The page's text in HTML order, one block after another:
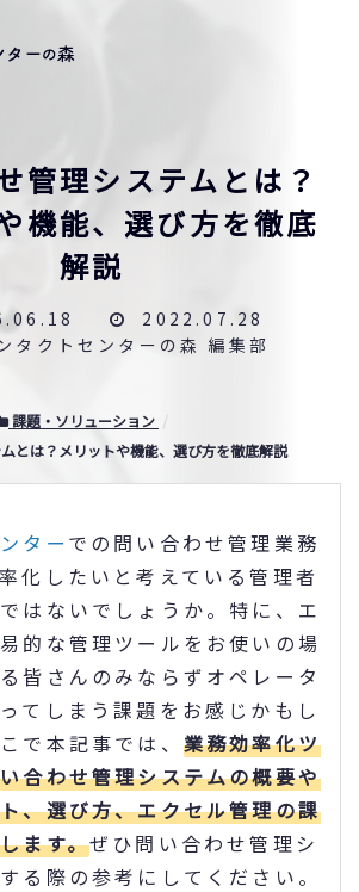
管理システムとは？
機能、選び方を徹底
解説
2022.07.28
タクトセンターの森 編集部
課題・ソリューション
とは？メリットや機能、選び方を徹底解説
ター での問い合わせ管理業務
化したいと考えている管理者
はないでしょうか。特に、エ
的な管理ツールをお使いの場
皆さんのみならずオペレータ
てしまう課題をお感じかもし
で本記事では、 業務効率化ツ
合わせ管理システムの概要や
、選び方、エクセル管理の課
ます。ぜひ問い合わせ管理シ
る際の参考にしてください。